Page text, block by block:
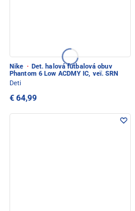
Nike · Det. halová futbalová obuv
Phantom 6 Low ACDMY IC, veï. SRN
Deti
€ 64,99